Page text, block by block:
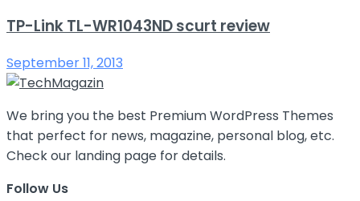
TP-Link TL-WR1043ND scurt review
September 11, 2013
We bring you the best Premium WordPress Themes
that perfect for news, magazine, personal blog, etc.
Check our landing page for details.
Follow Us